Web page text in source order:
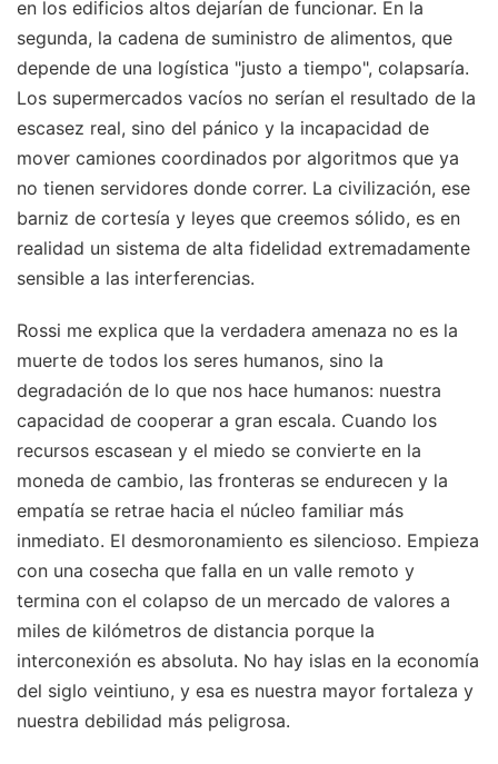
en los edificios altos dejarían de funcionar. En la
segunda, la cadena de suministro de alimentos, que
depende de una logística "justo a tiempo", colapsaría.
Los supermercados vacíos no serían el resultado de la
escasez real, sino del pánico y la incapacidad de
mover camiones coordinados por algoritmos que ya
no tienen servidores donde correr. La civilización, ese
barniz de cortesía y leyes que creemos sólido, es en
realidad un sistema de alta fidelidad extremadamente
sensible a las interferencias.
Rossi me explica que la verdadera amenaza no es la
muerte de todos los seres humanos, sino la
degradación de lo que nos hace humanos: nuestra
capacidad de cooperar a gran escala. Cuando los
recursos escasean y el miedo se convierte en la
moneda de cambio, las fronteras se endurecen y la
empatía se retrae hacia el núcleo familiar más
inmediato. El desmoronamiento es silencioso. Empieza
con una cosecha que falla en un valle remoto y
termina con el colapso de un mercado de valores a
miles de kilómetros de distancia porque la
interconexión es absoluta. No hay islas en la economía
del siglo veintiuno, y esa es nuestra mayor fortaleza y
nuestra debilidad más peligrosa.